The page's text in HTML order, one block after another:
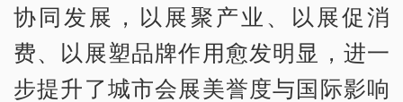
协同发展，以展聚产业、以展促消
费、以展塑品牌作用愈发明显，进一
步提升了城市会展美誉度与国际影响